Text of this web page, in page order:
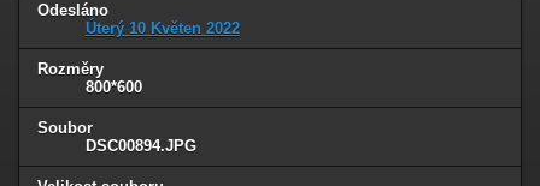
Odesláno
Úterý 10 Květen 2022
Rozměry
800*600
Soubor
DSC00894.JPG